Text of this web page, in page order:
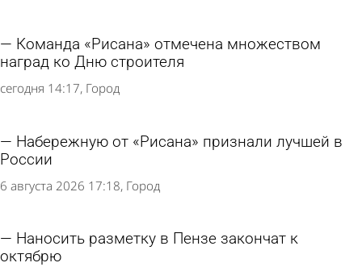
Команда «Рисана» отмечена множеством
наград ко Дню строителя
сегодня 14:17 Город
Набережную от «Рисана» признали лучшей в
России
6 августа 2026 17:18 Город
Наносить разметку в Пензе закончат к
октябрю